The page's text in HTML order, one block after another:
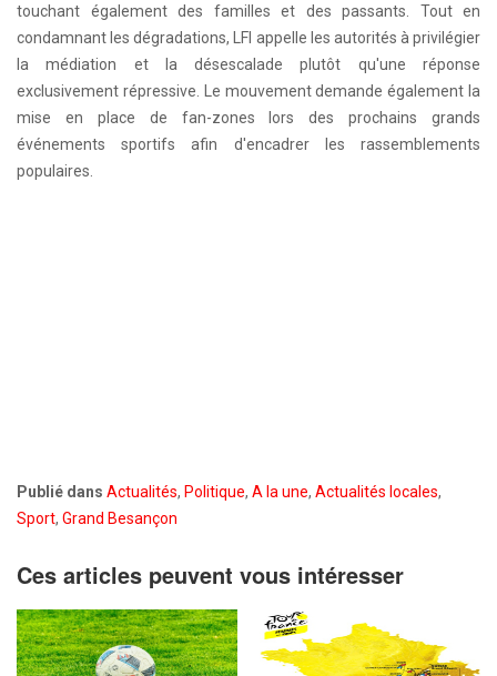
touchant également des familles et des passants. Tout en
condamnant les dégradations, LFI appelle les autorités à privilégier
la médiation et la désescalade plutôt qu'une réponse
exclusivement répressive. Le mouvement demande également la
mise en place de fan-zones lors des prochains grands
événements sportifs afin d'encadrer les rassemblements
populaires.
Publié dans Actualités, Politique, A la une, Actualités locales,
Sport, Grand Besançon
Ces articles peuvent vous intéresser